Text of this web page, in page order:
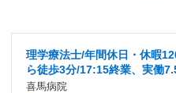
理学療法士/年間休日・休暇
ら徒歩3分/17:15終業、実働
喜馬病院